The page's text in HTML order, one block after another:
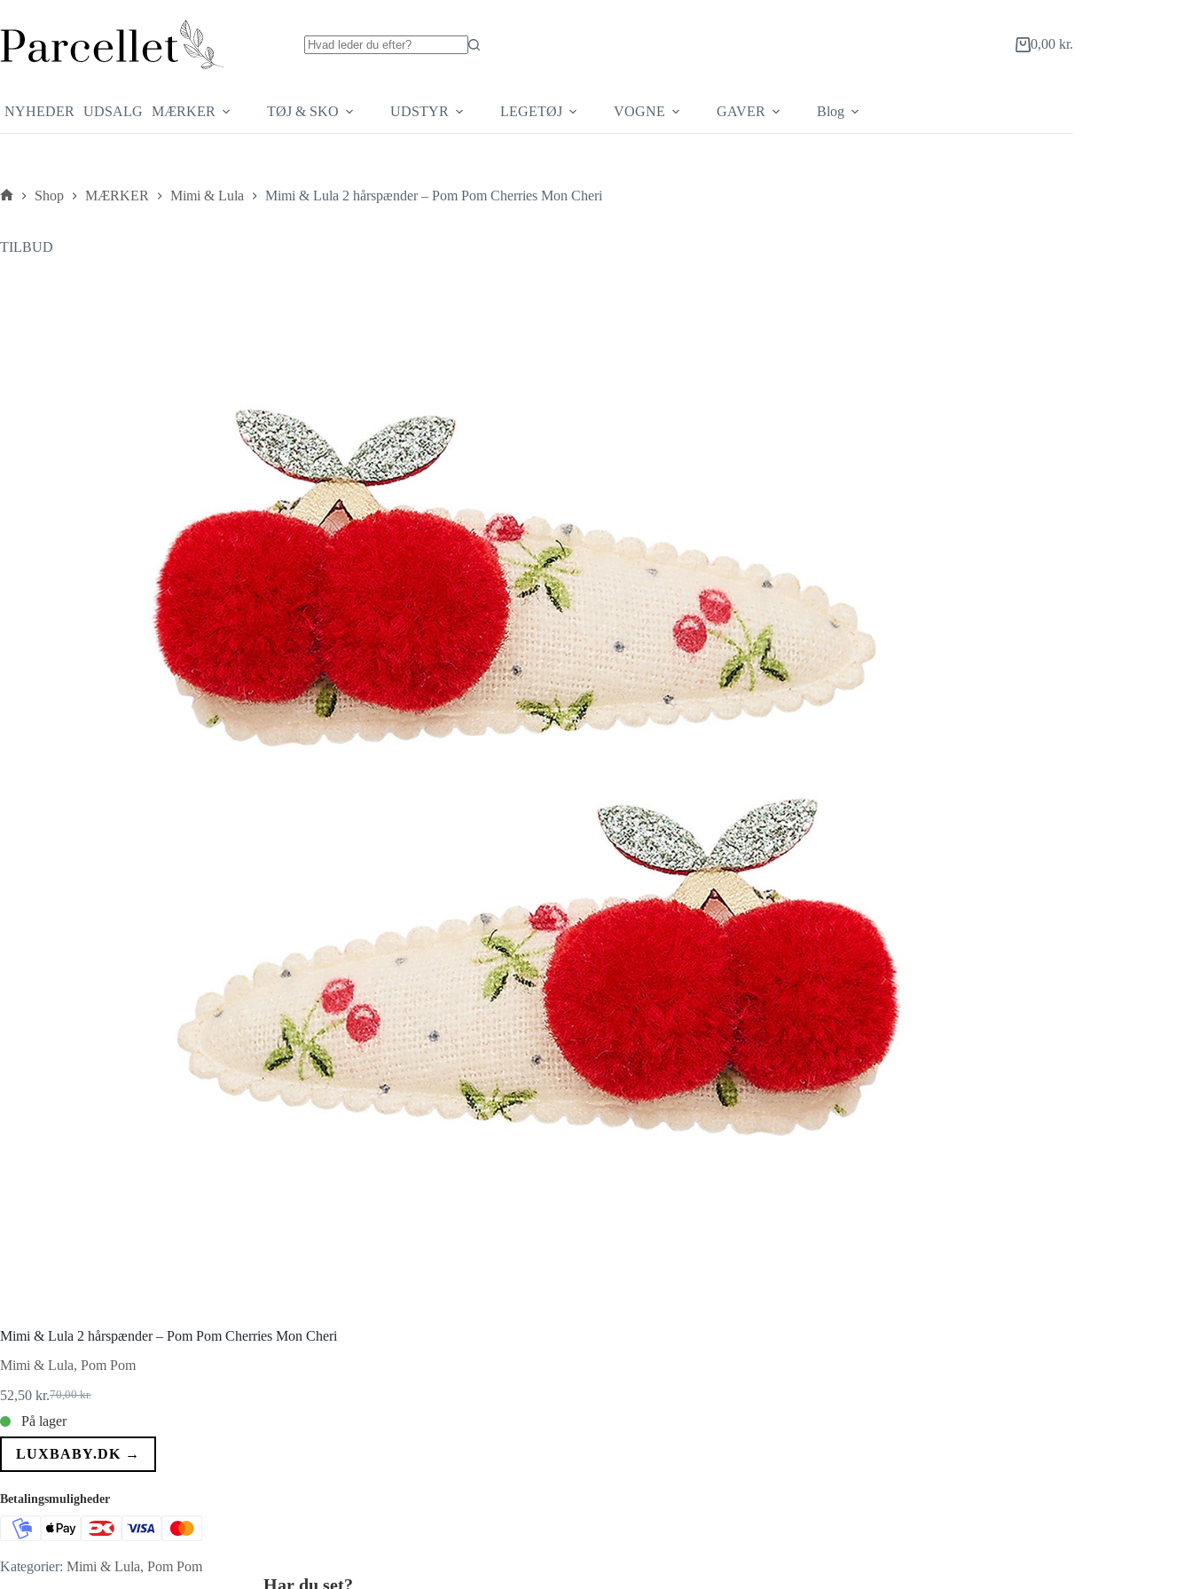
indhold
Indkøbskurv
0,00 kr.
NYHEDER UDSALG MÆRKER TØJ & SKO UDSTYR LEGETØJ VOGNE GAVER Blog
Shop MÆRKER Mimi & Lula Mimi & Lula 2 hårspænder – Pom Pom Cherries Mon Cheri
TILBUD
Mimi & Lula 2 hårspænder – Pom Pom Cherries Mon Cheri
Mimi & Lula, Pom Pom
70,00kr.
Den
oprindelige
pris
var:
52,50 kr.Den
aktuelle
pris
er:
På lager
LUXBABY.DK →
Betalingsmuligheder
Kategorier: Mimi & Lula, Pom Pom
Har du set?